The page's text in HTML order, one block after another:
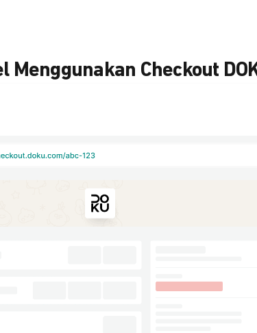
Menggunakan Checkout